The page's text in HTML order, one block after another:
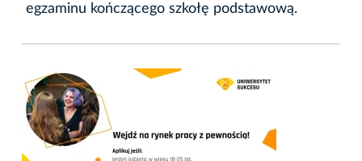
egzaminu kończącego szkołę podstawową.